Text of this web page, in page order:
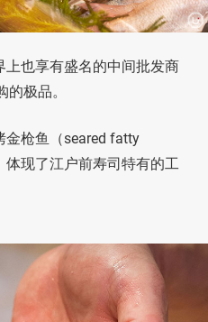
也享有盛名的中间批发商
的极品。
金枪鱼（seared fatty
现了江户前寿司特有的工